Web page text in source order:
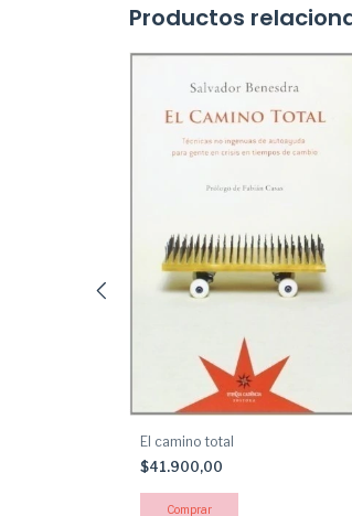
Productos
El camino total
$41.900,00